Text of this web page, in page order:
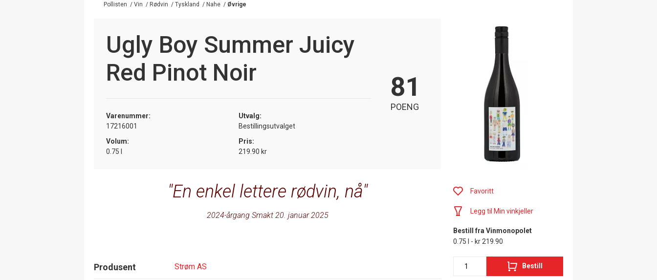
Pollisten / Vin / Rødvin / Tyskland / Nahe / Øvrige
Ugly Boy Summer Juicy
Red Pinot Noir
Varenummer:
17216001
Utvalg:
Bestillingsutvalget
Volum:
0.75 l
Pris:
219.90 kr
81
POENG
En enkel lettere rødvin, nå
2024-årgang Smakt 20. januar 2025
Produsent Strøm AS
Favoritt
Legg til Min vinkjeller
Bestill fra Vinmonopolet
0.75 l - kr 219.90
Bestill